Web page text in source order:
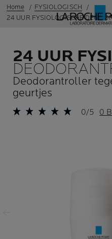
Home
FYSIOLOGISCH
24 UUR FYSIOLOGISCHE
24 UUR
Deodorantroller
geurtjes
0/5 0